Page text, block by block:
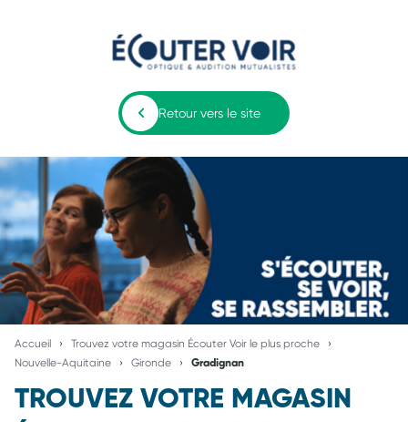
Retour vers le site
Accueil
Trouvez votre magasin Écouter Voir le plus proche
Nouvelle-Aquitaine
Gironde Gradignan
TROUVEZ VOTRE MAGASIN